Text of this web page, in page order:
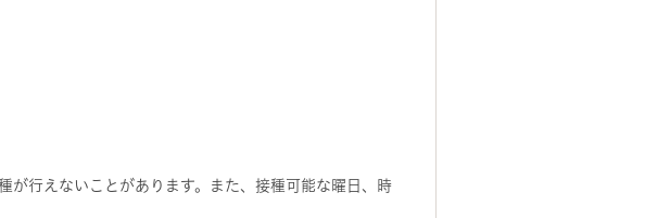
が行えないことがあります。また、接種可能な曜日、時